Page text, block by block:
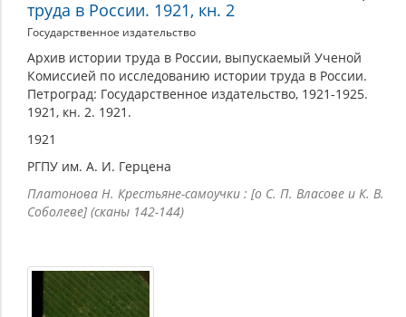
труда в России. 1921, кн. 2
Государственное издательство
Архив истории труда в России, выпускаемый Ученой
Комиссией по исследованию истории труда в России.
Петроград: Государственное издательство, 1921-1925.
1921, кн. 2. 1921.
1921
РГПУ им. А. И. Герцена
Платонова Н. Крестьяне-самоучки : [о С. П. Власове и К. В.
Соболеве] (сканы 142-144)